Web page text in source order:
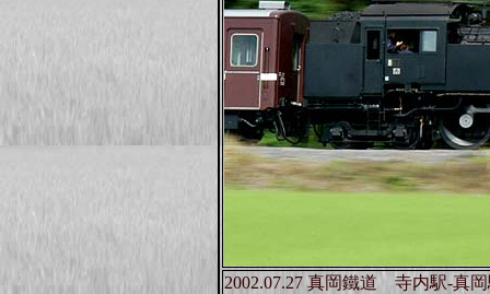
2002.07.27 真岡鐵道 寺内駅-真